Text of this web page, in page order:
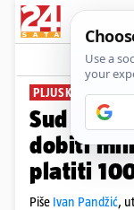
PLJUSKA
Sud
dobiti
platiti
Piše Ivan Pandžić,